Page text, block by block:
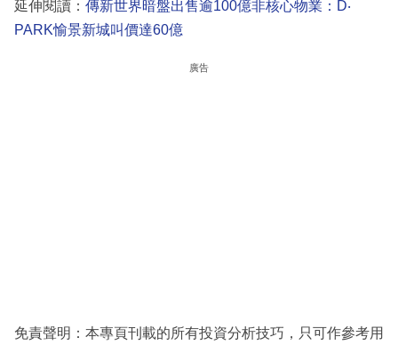
延伸閱讀： 傳新世界暗盤出售逾100億非核心物業：D‧
PARK愉景新城叫價達60億
廣告
免責聲明：本專頁刊載的所有投資分析技巧，只可作參考用